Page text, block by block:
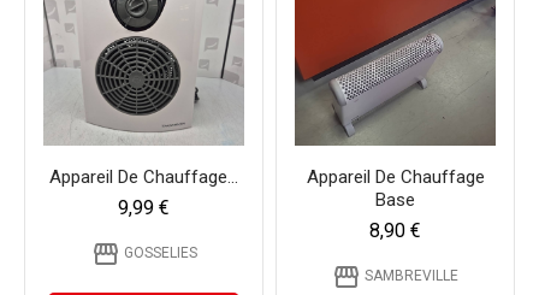
Appareil De Chauffage...
9,99 €
storefront GOSSELIES
Appareil De Chauffage
Base
8,90 €
storefront SAMBREVILLE